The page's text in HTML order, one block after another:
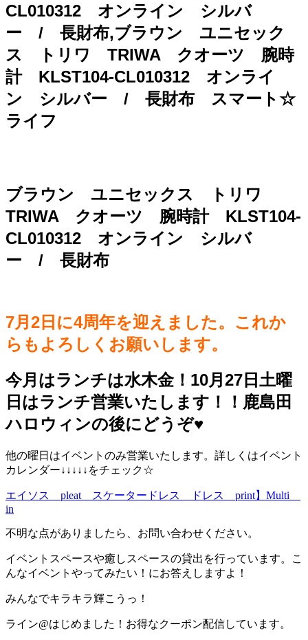
CL010312 オンライン シルバ
ー / 長財布,ブラウン ユニセック
ス トリワ TRIWA クオーツ 腕時
計 KLST104-CL010312 オンライ
ン シルバー / 長財布 スマート☆
ライフ
ブラウン ユニセックス トリワ
TRIWA クオーツ 腕時計 KLST104-
CL010312 オンライン シルバ
ー / 長財布
7月2日に4周年を迎えました。これか
らもよろしくお願いします。
今月はランチは水木金！10月27日土曜
日はランチ営業いたします！！鹿島田
ハロウィンの後にどうぞ♥️
他の曜日はイベントのみ営業いたします。詳しくはイベント
カレンダー↓↓↓↓↓をチェック☆
エイソス pleat スケータードレス ドレス print】Multi
in
不明な点がありましたら、お問い合わせください。
イベントスペースや癒しスペースの貸出を行っています。こ
んなイベントやってみたい！にお答えしますよ！
みんなでキラキラ輝こうっ！
ライン@はじめました！お得なクーポン配信しています。